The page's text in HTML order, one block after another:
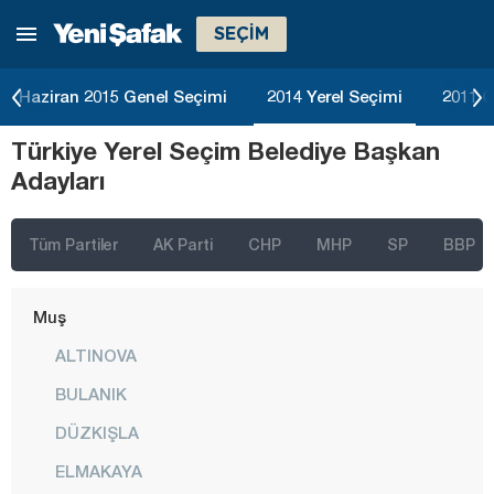
SEÇİM
Haziran 2015 Genel Seçimi 2014 Yerel Seçimi 2011
Türkiye Yerel Seçim Belediye Başkan
Adayları
Tüm Partiler AK Parti CHP MHP SP BBP
Konya
Manisa
Mardin
Muğla
Muş
ALTINOVA
BULANIK
DÜZKIŞLA
ELMAKAYA